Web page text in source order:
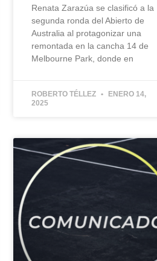
Renata Zarazúa se clasificó a la
segunda ronda del Abierto de
Australia al protagonizar una
remontada en la cancha 14 de
Melbourne Park, donde en
ROBERTO TÉLLEZ
ENERO 14,
2025